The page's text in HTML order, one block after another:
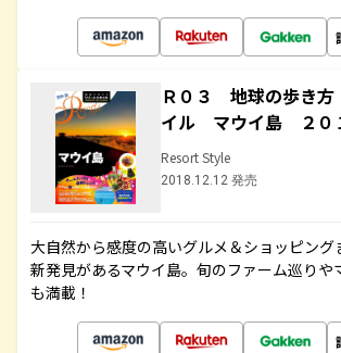
Ｒ０３ 地球の歩き
イル マウイ島 ２０
Resort Style
2018.12.12 発売
大自然から感度の高いグルメ＆ショッピング
新発見があるマウイ島。旬のファーム巡りや
も満載！